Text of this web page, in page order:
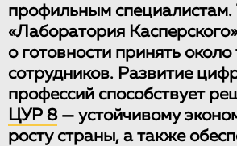
профильным специалистам.
«Лаборатория
о готовности принять
сотрудников. Развитие
профессий способствует
ЦУР 8— устойчивому
росту страны, а также